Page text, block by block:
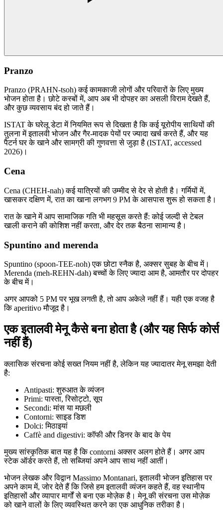
Pranzo
Pranzo (PRAHN-tsoh) कई कामकाजी लोगों और परिवारों के लिए मुख्य
भोजन होता है। छोटे कस्बों में, आप अब भी दोपहर का असली विराम देखते हैं,
और कुछ व्यवसाय बंद हो जाते हैं।
ISTAT के घरेलू डेटा में नियमित रूप से दिखता है कि कई यूरोपीय साथियों की
तुलना में इतालवी भोजन और गैर-मादक पेयों पर ज्यादा खर्च करते हैं, और यह
पैटर्न घर के खाने और सामग्री की गुणवत्ता से जुड़ा है (ISTAT, accessed
2026)।
Cena
Cena (CHEH-nah) कई यात्रियों की उम्मीद से देर से होती है। गर्मियों में,
खासकर दक्षिण में, रात का खाना लगभग 9 PM के आसपास शुरू हो सकता है।
रात के खाने में आप सामाजिक गति भी महसूस करते हैं: कोई जल्दी से टेबल
खाली कराने की कोशिश नहीं करता, और देर तक बैठना सामान्य है।
Spuntino and merenda
Spuntino (spoon-TEE-noh) एक छोटा स्नैक है, अक्सर सुबह के बीच में।
Merenda (meh-REHN-dah) बच्चों के लिए ज्यादा आम है, आमतौर पर दोपहर
के बीच में।
अगर आपको 5 PM पर भूख लगती है, तो आप अकेले नहीं हैं। यही एक वजह है
कि aperitivo मौजूद है।
एक इतालवी मेनू कैसे बना होता है (और यह सिर्फ कोर्स
नहीं हैं)
क्लासिक संरचना कोई सख्त नियम नहीं है, लेकिन यह ज्यादातर मेनू समझा देती
है:
Antipasti: शुरुआत के व्यंजन
Primi: पास्ता, रिसोट्टो, सूप
Secondi: मांस या मछली
Contorni: साइड डिश
Dolci: मिठाइयां
Caffè and digestivi: कॉफी और डिनर के बाद के पेय
मुख्य सांस्कृतिक बात यह है कि contorni अक्सर अलग होते हैं। अगर आप
स्टेक ऑर्डर करते हैं, तो सब्जियां अपने आप साथ नहीं आतीं।
भोजन लेखक और विद्वान Massimo Montanari, इतालवी भोजन इतिहास पर
अपने काम में, जोर देते हैं कि जिसे हम इतालवी व्यंजन कहते हैं, वह स्थानीय
इतिहासों और व्यापार मार्गों से बना एक मोज़ेक है। मेनू की संरचना उस मोज़ेक
को खाने वालों के लिए व्यवस्थित करने का एक आधुनिक तरीका है।